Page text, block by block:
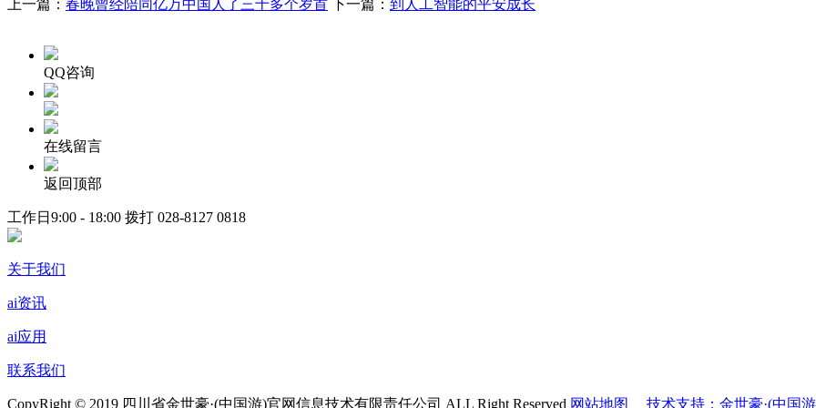
上一篇： 春晚曾经陪同亿万中国人了三十多个岁首 下一篇： 到人工智能的平安成长
QQ咨询
在线留言
返回顶部
工作日9:00 - 18:00 拨打 028-8127 0818
关于我们
ai资讯
ai应用
联系我们
CopyRight © 2019 四川省金世豪·(中国游)官网信息技术有限责任公司 ALL Right Reserved 网站地图 技术支持：金世豪·(中